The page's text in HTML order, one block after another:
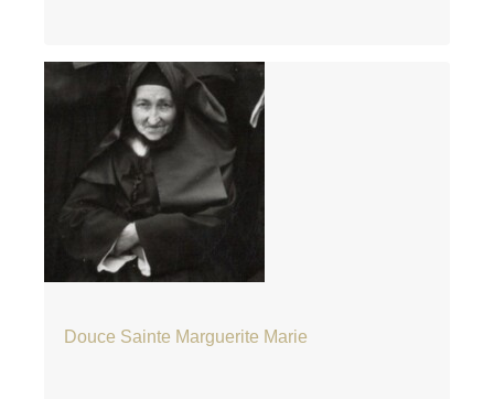
Douce Sainte Marguerite Marie